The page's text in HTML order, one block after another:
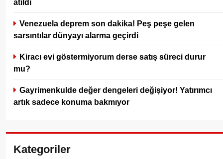
atıldı
Venezuela deprem son dakika! Peş peşe gelen
sarsıntılar dünyayı alarma geçirdi
Kiracı evi göstermiyorum derse satış süreci durur
mu?
Gayrimenkulde değer dengeleri değişiyor! Yatırımcı
artık sadece konuma bakmıyor
Kategoriler